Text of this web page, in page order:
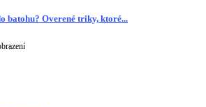
batohu? Overené triky, ktoré...